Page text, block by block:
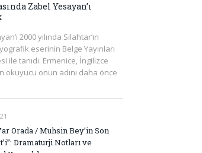
Zabel Yesayan’ı
2000 yılında Silahtar’ın
eserinin Belge Yayınları
ile tanıdı. Ermenice, İngilizce
okuyucu onun adını daha önce
Orada / Muhsin Bey’in Son
Dramaturji Notları ve